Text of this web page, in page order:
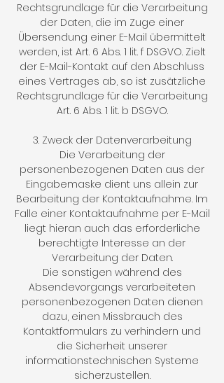
Rechtsgrundlage für die Verarbeitung
der Daten, die im Zuge einer
Übersendung einer E-Mail übermittelt
werden, ist Art. 6 Abs. 1 lit. f DSGVO. Zielt
der E-Mail-Kontakt auf den Abschluss
eines Vertrages ab, so ist zusätzliche
Rechtsgrundlage für die Verarbeitung
Art. 6 Abs. 1 lit. b DSGVO.
3. Zweck der Datenverarbeitung
Die Verarbeitung der
personenbezogenen Daten aus der
Eingabemaske dient uns allein zur
Bearbeitung der Kontaktaufnahme. Im
Falle einer Kontaktaufnahme per E-Mail
liegt hieran auch das erforderliche
berechtigte Interesse an der
Verarbeitung der Daten.
Die sonstigen während des
Absendevorgangs verarbeiteten
personenbezogenen Daten dienen
dazu, einen Missbrauch des
Kontaktformulars zu verhindern und
die Sicherheit unserer
informationstechnischen Systeme
sicherzustellen.